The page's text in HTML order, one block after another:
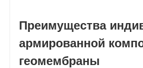
Преимущества
армированной
геомембраны